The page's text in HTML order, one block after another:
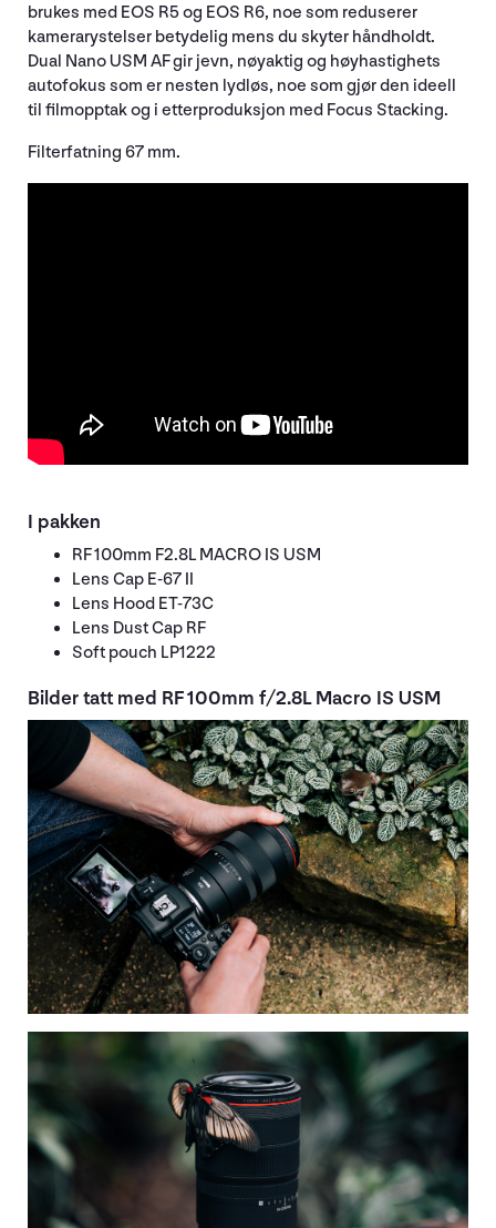
brukes med EOS R5 og EOS R6, noe som reduserer
kamerarystelser betydelig mens du skyter håndholdt.
Dual Nano USM AF gir jevn, nøyaktig og høyhastighets
autofokus som er nesten lydløs, noe som gjør den ideell
til filmopptak og i etterproduksjon med Focus Stacking.
Filterfatning 67 mm.
I pakken
RF 100mm F2.8L MACRO IS USM
Lens Cap E-67 II
Lens Hood ET-73C
Lens Dust Cap RF
Soft pouch LP1222
Bilder tatt med RF 100mm f/2.8L Macro IS USM